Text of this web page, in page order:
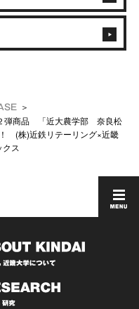
弾商品 「近大農学部 奈良松
(株)近鉄リテーリング×近畿
ス